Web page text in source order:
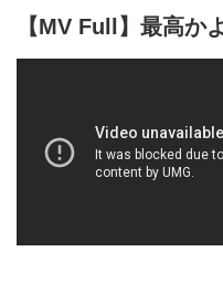
【MV Full】最高か